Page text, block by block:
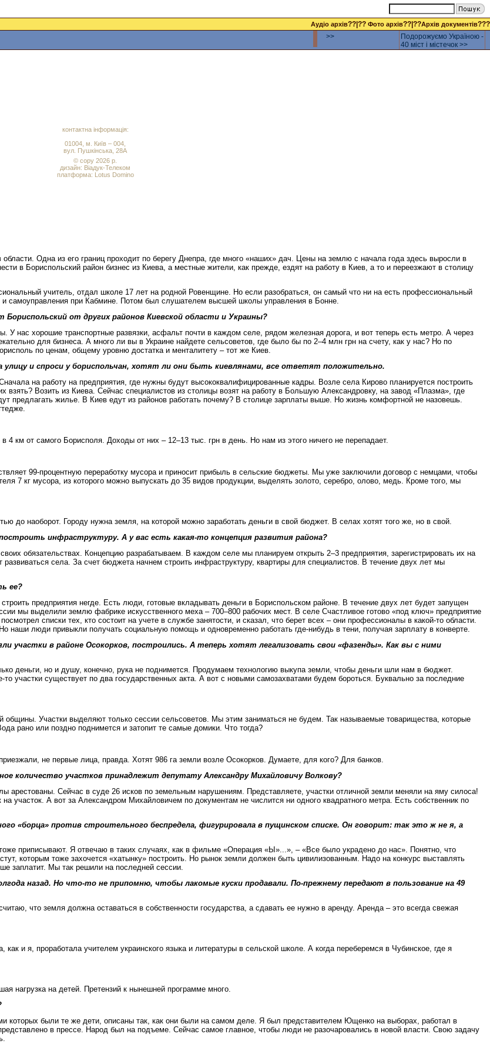
Аудіо архів??|?? Фото архів??|??Архів документів???
>>
Подорожуємо Україною -
40 міст і містечок >>
контактна інформація:
01004, м. Київ – 004,
вул. Пушкінська, 28А
© copy 2026 р.
дизайн: Віадук-Телеком
платформа: Lotus Domino
Одна из его границ проходит по берегу Днепра, где много «наших» дач. Цены на землю с начала года здесь выросли в
в Бориспольский район бизнес из Киева, а местные жители, как прежде, ездят на работу в Киев, а то и переезжают в столицу
учитель, отдал школе 17 лет на родной Ровенщине. Но если разобраться, он самый что ни на есть профессиональный
и самоуправления при Кабмине. Потом был слушателем высшей школы управления в Бонне.
от других районов Киевской области и Украины?
нас хорошие транспортные развязки, асфальт почти в каждом селе, рядом железная дорога, и вот теперь есть метро. А через
для бизнеса. А много ли вы в Украине найдете сельсоветов, где было бы по 2–4 млн грн на счету, как у нас? Но по
по ценам, общему уровню достатка и менталитету – тот же Киев.
и спроси у бориспольчан, хотят ли они быть киевлянами, все ответят положительно.
на работу на предприятия, где нужны будут высококвалифицированные кадры. Возле села Кирово планируется построить
Возить из Киева. Сейчас специалистов из столицы возят на работу в Большую Александровку, на завод «Плазма», где
предлагать жилье. В Киев едут из районов работать почему? В столице зарплаты выше. Но жизнь комфортной не назовешь.
4 км от самого Борисполя. Доходы от них – 12–13 тыс. грн в день. Но нам из этого ничего не перепадает.
99-процентную переработку мусора и приносит прибыль в сельские бюджеты. Мы уже заключили договор с немцами, чтобы
7 кг мусора, из которого можно выпускать до 35 видов продукции, выделять золото, серебро, олово, медь. Кроме того, мы
до наоборот. Городу нужна земля, на которой можно заработать деньги в свой бюджет. В селах хотят того же, но в свой.
инфраструктуру. А у вас есть какая-то концепция развития района?
обязательствах. Концепцию разрабатываем. В каждом селе мы планируем открыть 2–3 предприятия, зарегистрировать их на
села. За счет бюджета начнем строить инфраструктуру, квартиры для специалистов. В течение двух лет мы
ее?
предприятия негде. Есть люди, готовые вкладывать деньги в Бориспольском районе. В течение двух лет будет запущен
мы выделили землю фабрике искусственного меха – 700–800 рабочих мест. В селе Счастливое готово «под ключ» предприятие
списки тех, кто состоит на учете в службе занятости, и сказал, что берет всех – они профессионалы в какой-то области.
наши люди привыкли получать социальную помощь и одновременно работать где-нибудь в тени, получая зарплату в конверте.
участки в районе Осокорков, построились. А теперь хотят легализовать свои «фазенды». Как вы с ними
деньги, но и душу, конечно, рука не поднимется. Продумаем технологию выкупа земли, чтобы деньги шли нам в бюджет.
участки существует по два государственных акта. А вот с новыми самозахватами будем бороться. Буквально за последние
общины. Участки выделяют только сессии сельсоветов. Мы этим заниматься не будем. Так называемые товарищества, которые
рано или поздно поднимется и затопит те самые домики. Что тогда?
не первые лица, правда. Хотят 986 га земли возле Осокорков. Думаете, для кого? Для банков.
количество участков принадлежит депутату Александру Михайловичу Волкову?
арестованы. Сейчас в суде 26 исков по земельным нарушениям. Представляете, участки отличной земли меняли на яму силоса!
участок. А вот за Александром Михайловичем по документам не числится ни одного квадратного метра. Есть собственник по
«борца» против строительного беспредела, фигурировала в пущинском списке. Он говорит: так это ж не я, а
приписывают. Я отвечаю в таких случаях, как в фильме «Операция «Ы»...», – «Все было украдено до нас». Понятно, что
которым тоже захочется «хатынку» построить. Но рынок земли должен быть цивилизованным. Надо на конкурс выставлять
заплатит. Мы так решили на последней сессии.
назад. Но что-то не припомню, чтобы лакомые куски продавали. По-прежнему передают в пользование на 49
что земля должна оставаться в собственности государства, а сдавать ее нужно в аренду. Аренда – это всегда свежая
и я, проработала учителем украинского языка и литературы в сельской школе. А когда переберемся в Чубинское, где я
нагрузка на детей. Претензий к нынешней программе много.
которых были те же дети, описаны так, как они были на самом деле. Я был представителем Ющенко на выборах, работал в
в прессе. Народ был на подъеме. Сейчас самое главное, чтобы люди не разочаровались в новой власти. Свою задачу